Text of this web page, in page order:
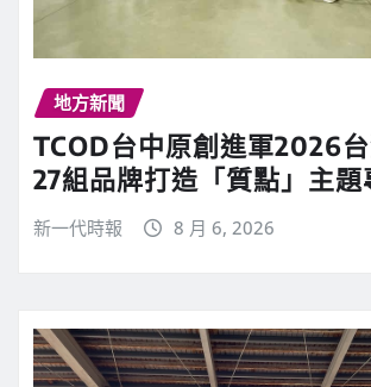
地方新聞
TCOD台中原創進軍2026
27組品牌打造「質點」主題
新一代時報 8 月 6, 2026